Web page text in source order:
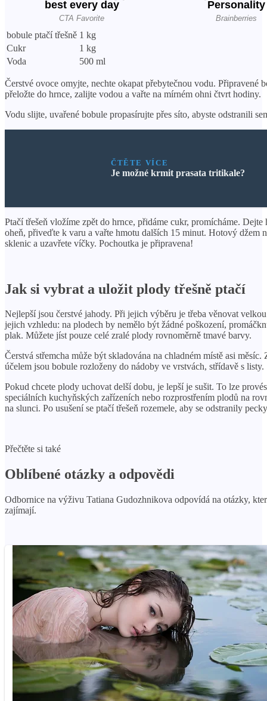
bobule ptačí třešně 1 kg
Cukr
1 kg
Voda
500 ml
Čerstvé ovoce omyjte, nechte okapat přebytečnou vodu. Připravené
přeložte do hrnce, zalijte vodou a vařte na mírném ohni čtvrt hodiny.
Vodu slijte, uvařené bobule propasírujte přes síto, abyste odstranili
ČTĚTE VÍCE
Je možné krmit prasata tritikale?
Ptačí třešeň vložíme zpět do hrnce, přidáme cukr, promícháme. Dejte
oheň, přiveďte k varu a vařte hmotu dalších 15 minut. Hotový džem
sklenic a uzavřete víčky. Pochoutka je připravena!
Jak si vybrat a uložit plody třešně ptačí
Nejlepší jsou čerstvé jahody. Při jejich výběru je třeba věnovat
jejich vzhledu: na plodech by nemělo být žádné poškození,
plak. Můžete jíst pouze celé zralé plody rovnoměrně tmavé barvy.
Čerstvá střemcha může být skladována na chladném místě asi měsíc.
účelem jsou bobule rozloženy do nádoby ve vrstvách, střídavě s listy.
Pokud chcete plody uchovat delší dobu, je lepší je sušit. To lze
speciálních kuchyňských zařízeních nebo rozprostřením plodů na
na slunci. Po usušení se ptačí třešeň rozemele, aby se odstranily
Přečtěte si také
Oblíbené otázky a odpovědi
Odbornice na výživu Tatiana Gudozhnikova odpovídá na otázky,
zajímají.